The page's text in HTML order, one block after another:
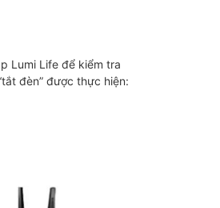
Lumi Life để kiểm tra
đèn” được thực hiện: